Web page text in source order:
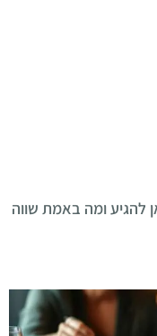
להגיע ומה באמת שווה